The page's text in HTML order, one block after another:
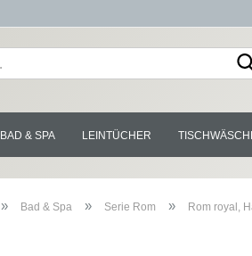
BAD & SPA LEINTÜCHER
» Bad & Spa » Serie Rom » Rom royal,